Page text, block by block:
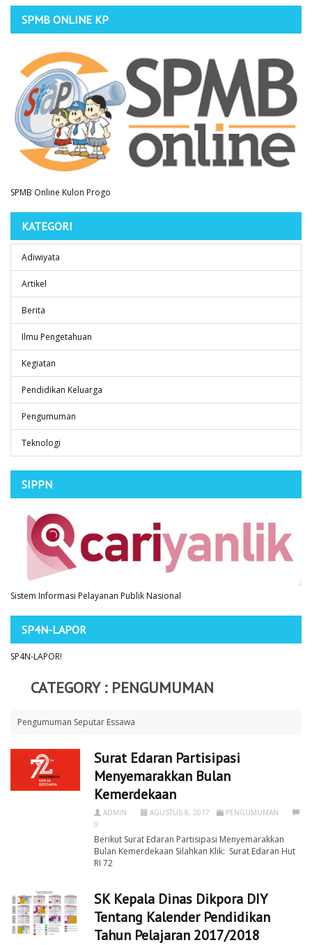
SPMB ONLINE KP
SPMB Online Kulon Progo
KATEGORI
Adiwiyata
Artikel
Berita
Ilmu Pengetahuan
Kegiatan
Pendidikan Keluarga
Pengumuman
Teknologi
SIPPN
Sistem Informasi Pelayanan Publik Nasional
SP4N-LAPOR
SP4N-LAPOR!
CATEGORY : PENGUMUMAN
Pengumuman Seputar Essawa
Surat Edaran Partisipasi
Menyemarakkan Bulan
Kemerdekaan
ADMIN AGUSTUS 8, 2017
PENGUMUMAN
0
Berikut Surat Edaran Partisipasi Menyemarakkan
Bulan Kemerdekaan Silahkan Klik: Surat Edaran Hut
RI 72
SK Kepala Dinas Dikpora DIY
Tentang Kalender Pendidikan
Tahun Pelajaran 2017/2018